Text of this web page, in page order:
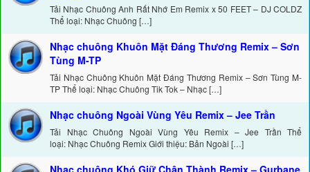
Tải Nhạc Chuông Anh Rất Nhớ Em Remix x 50 FEET – DJ COLDZ
Thể loại: Nhạc Chuông […]
Nhạc chuông Khuôn Mặt Đáng Thương Remix – Sơn
Tùng M-TP
Tải Nhạc Chuông Khuôn Mặt Đáng Thương Remix – Sơn Tùng M-
TP Thể loại: Nhạc Chuông Tik Tok – Nhạc […]
Nhạc chuông Ngoài Vùng Yêu Remix – Jee Trần
Tải Nhạc Chuông Ngoài Vùng Yêu Remix – Jee Trần Thể
loại: Nhạc Chuông Remix Giới thiệu: Bản Ngoài […]